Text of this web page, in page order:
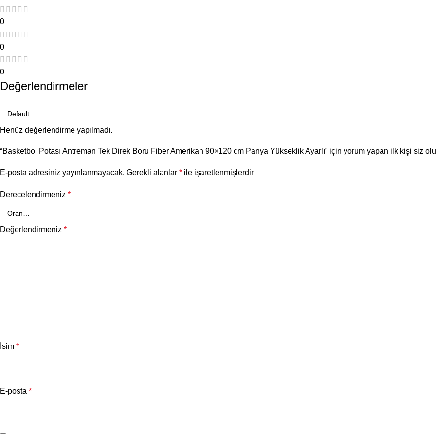
0
0
0
Değerlendirmeler
Henüz değerlendirme yapılmadı.
“Basketbol Potası Antreman Tek Direk Boru Fiber Amerikan 90×120 cm Panya Yükseklik Ayarlı” için yorum yapan ilk kişi siz
E-posta adresiniz yayınlanmayacak. Gerekli alanlar * ile işaretlenmişlerdir
Derecelendirmeniz *
Değerlendirmeniz *
İsim *
E-posta *